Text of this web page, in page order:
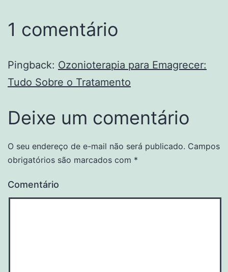
1 comentário
Pingback: Ozonioterapia para Emagrecer:
Tudo Sobre o Tratamento
Deixe um comentário
O seu endereço de e-mail não será publicado. Campos
obrigatórios são marcados com *
Comentário